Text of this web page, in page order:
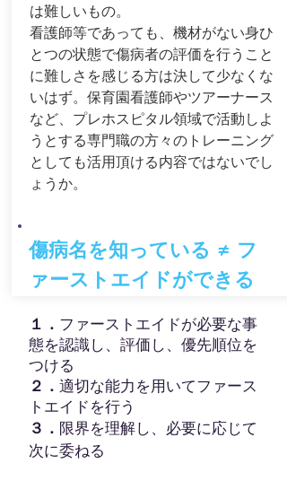
は難しいもの。
看護師等であっても、機材がない身ひ
とつの状態で傷病者の評価を行うこと
に難しさを感じる方は決して少なくな
いはず。保育園看護師やツアーナース
など、プレホスピタル領域で活動しよ
うとする専門職の方々のトレーニング
としても活用頂ける内容ではないでし
ょうか。
傷病名を知っている ≠ フ
ァーストエイドができる
１． ファーストエイドが必要な事
態を認識し、評価し、優先順位を
つける
２． 適切な能力を用いてファース
トエイドを行う
３． 限界を理解し、必要に応じて
次に委ねる